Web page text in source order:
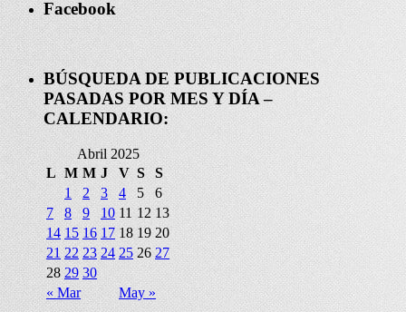
Facebook
BÚSQUEDA DE PUBLICACIONES
PASADAS POR MES Y DÍA –
CALENDARIO:
Abril 2025
L M M J V S S
« Mar May »
1 2 3 4 5
6
7
8 9 10 11 12 13
14 15 16 17 18 19 20
21 22 23 24 25 26 27
28 29 30